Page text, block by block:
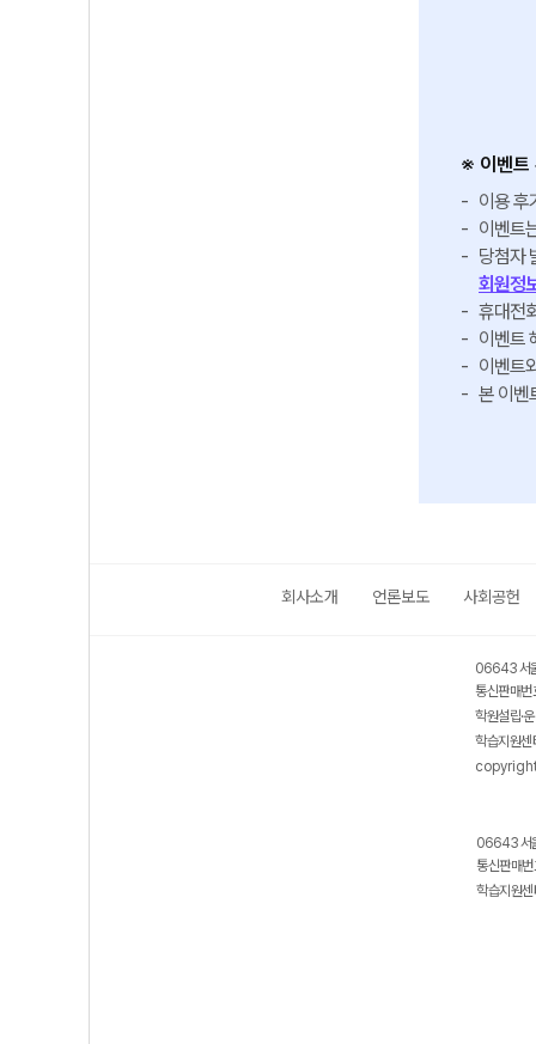
※ 이벤트
이용 후
이벤트
당첨자
회원정
휴대전
이벤트
이벤트
본 이벤
회사소개 언론보도 사회공헌
06643 서
통신판매
학원설립·
학습지원
06643 서
통신판매
학습지원